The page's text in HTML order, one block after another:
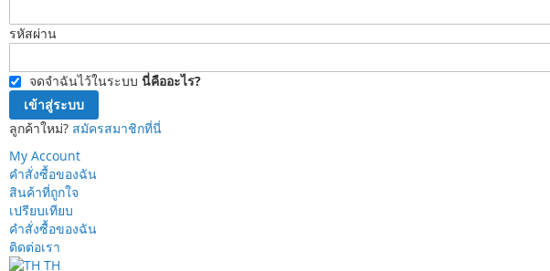
รหัสผ่าน
จดจำฉันไว้ในระบบ นี่คืออะไร?
เข้าสู่ระบบ
ลูกค้าใหม่? สมัครสมาชิกที่นี่
My Account
คำสั่งซื้อของฉัน
สินค้าที่ถูกใจ
เปรียบเทียบ
คำสั่งซื้อของฉัน
ติดต่อเรา
TH